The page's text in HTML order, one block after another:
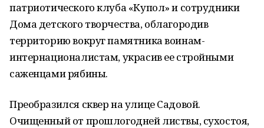
патриотического клуба «Купол» и сотрудники
Дома детского творчества, облагородив
территорию вокруг памятника воинам-
интернационалистам, украсив ее стройными
саженцами рябины.
Преобразился сквер на улице Садовой.
Очищенный от прошлогодней листвы, сухостоя,